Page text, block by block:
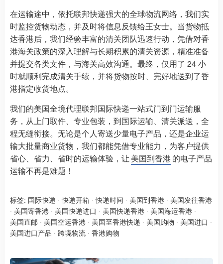
在运输途中，依托联邦快递强大的全球物流网络，我们实
时监控货物动态，并及时将信息反馈给王女士。当货物抵
达香港后，我们经验丰富的清关团队迅速行动，凭借对香
港海关政策的深入理解与长期积累的清关资源，精准准备
并提交各类文件，与海关高效沟通。最终，仅用了 24 小
时就顺利完成清关手续，并将货物按时、完好地送到了香
港指定收货地点。​
我们的美国全境代理联邦国际快递一站式门到门运输服
务，从上门取件、专业包装，到国际运输、清关派送，全
程无缝衔接。无论是个人寄送少量电子产品，还是企业运
输大批量商业货物，我们都能凭借专业能力，为客户提供
省心、省力、省时的运输体验，让 美国到香港 的电子产品
运输不再是难题！
标签: 国际快递 ·快递开箱 ·快递时间 · 美国到香港 · 美国发往香港
· 美国寄香港 · 美国快递进口 · 美国快递香港 · 美国海运香港 ·
美国直邮 · 美国空运香港 · 美国至香港快递 · 美国购物 · 美国进口 ·
美国进口产品 · 跨境物流 · 香港购物